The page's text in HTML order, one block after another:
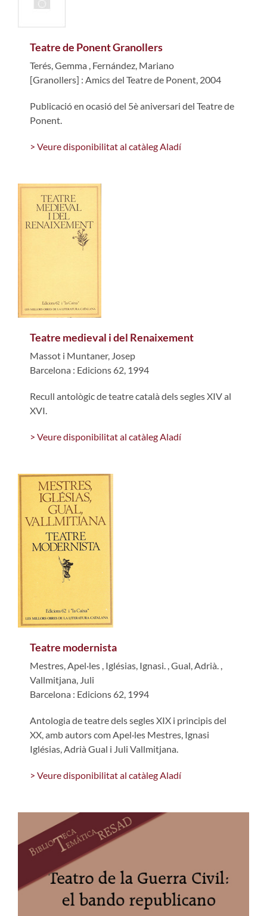
Teatre de Ponent Granollers
Terés, Gemma , Fernández, Mariano
[Granollers] : Amics del Teatre de Ponent, 2004
Publicació en ocasió del 5è aniversari del Teatre de
Ponent.
> Veure disponibilitat al catàleg Aladí
Teatre medieval i del Renaixement
Massot i Muntaner, Josep
Barcelona : Edicions 62, 1994
Recull antològic de teatre català dels segles XIV al
XVI.
> Veure disponibilitat al catàleg Aladí
Teatre modernista
Mestres, Apel·les , Iglésias, Ignasi. ,Gual, Adrià. ,
Vallmitjana, Juli
Barcelona : Edicions 62, 1994
Antologia de teatre dels segles XIX i principis del
XX, amb autors com Apel·les Mestres, Ignasi
Iglésias, Adrià Gual i Juli Vallmitjana.
> Veure disponibilitat al catàleg Aladí